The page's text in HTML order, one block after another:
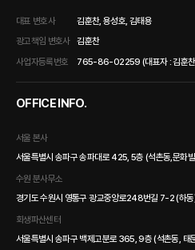
대표 변호사
김훈찬, 용성호, 김태용
광고책임 변호사
김훈찬
사업자등록번호
765-86-02259 (대표자 : 김훈
OFFICE INFO.
서울 본사
서울특별시 송파구 송파대로 425, 5층 (석촌동,문화
수원 분사무소
경기도 수원시 영통구 광교중앙로248번길 7-2 (하
회생파산센터
서울특별시 송파구 백제고분로 365, 9층 (석촌동, 태